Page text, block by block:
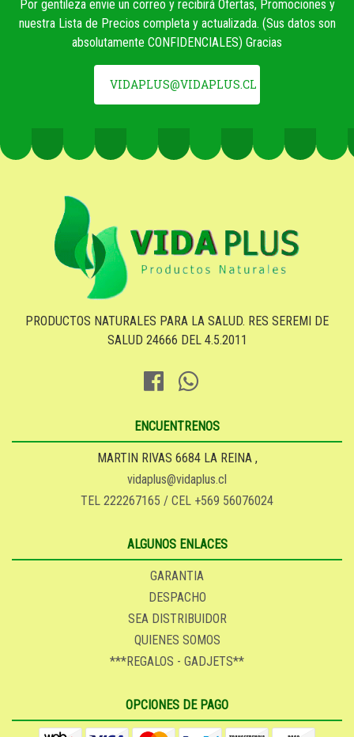
Por gentileza envie un correo y recibirá Ofertas, Promociones y
nuestra Lista de Precios completa y actualizada. (Sus datos son
absolutamente CONFIDENCIALES) Gracias
VIDAPLUS@VIDAPLUS.CL
PRODUCTOS NATURALES PARA LA SALUD. RES SEREMI DE
SALUD 24666 DEL 4.5.2011
ENCUENTRENOS
MARTIN RIVAS 6684 LA REINA ,
vidaplus@vidaplus.cl
TEL 222267165 / CEL +569 56076024
ALGUNOS ENLACES
GARANTIA
DESPACHO
SEA DISTRIBUIDOR
QUIENES SOMOS
***REGALOS - GADJETS**
OPCIONES DE PAGO